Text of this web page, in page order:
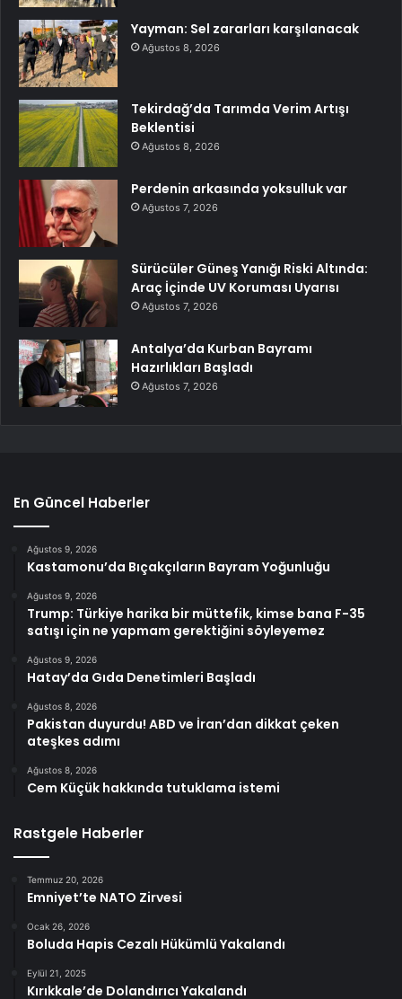
Yayman: Sel zararları karşılanacak
Ağustos 8, 2026
Tekirdağ’da Tarımda Verim Artışı
Beklentisi
Ağustos 8, 2026
Perdenin arkasında yoksulluk var
Ağustos 7, 2026
Sürücüler Güneş Yanığı Riski Altında:
Araç İçinde UV Koruması Uyarısı
Ağustos 7, 2026
Antalya’da Kurban Bayramı
Hazırlıkları Başladı
Ağustos 7, 2026
En Güncel Haberler
Ağustos 9, 2026
Kastamonu’da Bıçakçıların Bayram Yoğunluğu
Ağustos 9, 2026
Trump: Türkiye harika bir müttefik, kimse bana F-35
satışı için ne yapmam gerektiğini söyleyemez
Ağustos 9, 2026
Hatay’da Gıda Denetimleri Başladı
Ağustos 8, 2026
Pakistan duyurdu! ABD ve İran’dan dikkat çeken
ateşkes adımı
Ağustos 8, 2026
Cem Küçük hakkında tutuklama istemi
Rastgele Haberler
Temmuz 20, 2026
Emniyet’te NATO Zirvesi
Ocak 26, 2026
Boluda Hapis Cezalı Hükümlü Yakalandı
Eylül 21, 2025
Kırıkkale’de Dolandırıcı Yakalandı